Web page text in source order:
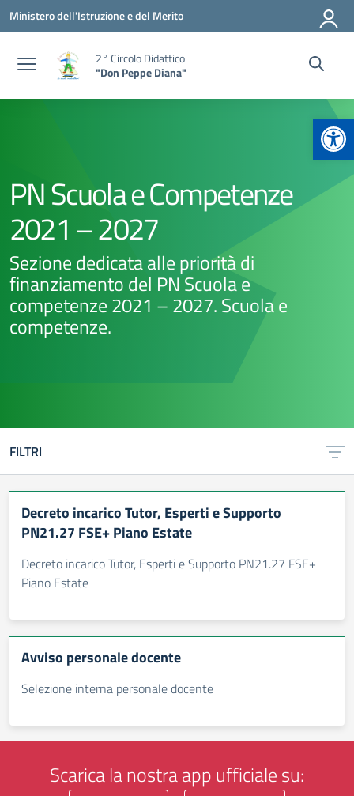
Vai ai contenuti
Vai al menu di navigazione
Vai al footer
Ministero dell'Istruzione e del Merito
2° Circolo Didattico
"Don Peppe Diana"
PN Scuola e Competenze
2021 – 2027
Sezione dedicata alle priorità di
finanziamento del PN Scuola e
competenze 2021 – 2027. Scuola e
competenze.
FILTRI
Decreto incarico Tutor, Esperti e Supporto
PN21.27 FSE+ Piano Estate
Decreto incarico Tutor, Esperti e Supporto PN21.27 FSE+
Piano Estate
Avviso personale docente
Selezione interna personale docente
Scarica la nostra app ufficiale su: